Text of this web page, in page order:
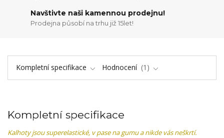
Navštivte naši kamennou prodejnu!
Prodejna působí na trhu již 15let!
Kompletní specifikace Hodnocení 1
Kompletní specifikace
Kalhoty jsou superelastické, v pase na gumu a nikde vás neškrtí.